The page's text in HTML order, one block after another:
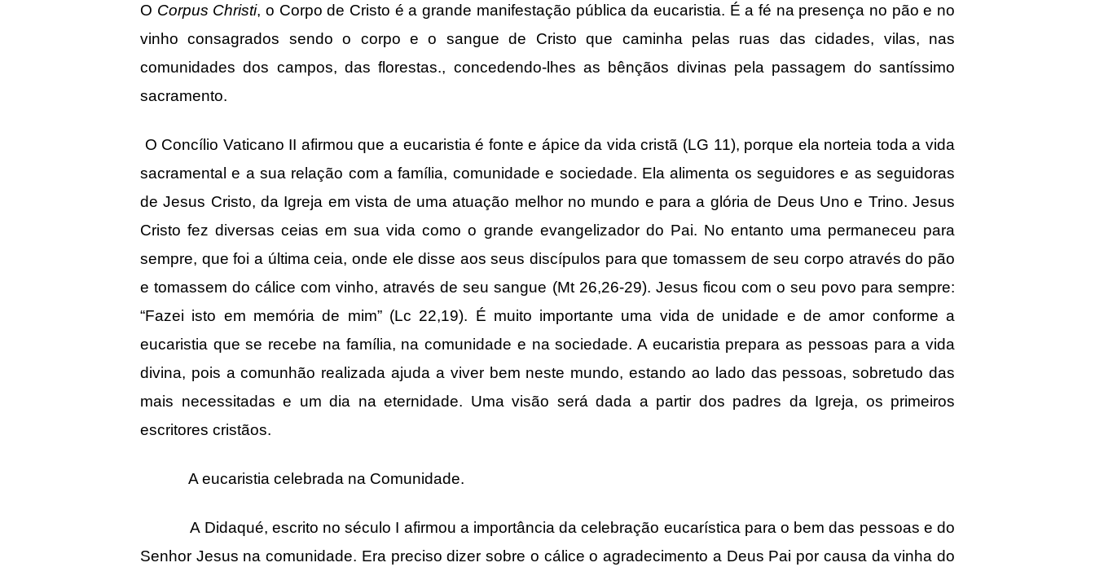
O Corpus Christi, o Corpo de Cristo é a grande manifestação pública da eucaristia. É a fé na presença no pão e no
vinho consagrados sendo o corpo e o sangue de Cristo que caminha pelas ruas das cidades, vilas, nas
comunidades dos campos, das florestas., concedendo-lhes as bênçãos divinas pela passagem do santíssimo
sacramento.
O Concílio Vaticano II afirmou que a eucaristia é fonte e ápice da vida cristã (LG 11), porque ela norteia toda a vida
sacramental e a sua relação com a família, comunidade e sociedade. Ela alimenta os seguidores e as seguidoras
de Jesus Cristo, da Igreja em vista de uma atuação melhor no mundo e para a glória de Deus Uno e Trino. Jesus
Cristo fez diversas ceias em sua vida como o grande evangelizador do Pai. No entanto uma permaneceu para
sempre, que foi a última ceia, onde ele disse aos seus discípulos para que tomassem de seu corpo através do pão
e tomassem do cálice com vinho, através de seu sangue (Mt 26,26-29). Jesus ficou com o seu povo para sempre:
“Fazei isto em memória de mim” (Lc 22,19). É muito importante uma vida de unidade e de amor conforme a
eucaristia que se recebe na família, na comunidade e na sociedade. A eucaristia prepara as pessoas para a vida
divina, pois a comunhão realizada ajuda a viver bem neste mundo, estando ao lado das pessoas, sobretudo das
mais necessitadas e um dia na eternidade. Uma visão será dada a partir dos padres da Igreja, os primeiros
escritores cristãos.
A eucaristia celebrada na Comunidade.
A Didaqué, escrito no século I afirmou a importância da celebração eucarística para o bem das pessoas e do
Senhor Jesus na comunidade. Era preciso dizer sobre o cálice o agradecimento a Deus Pai por causa da vinha do